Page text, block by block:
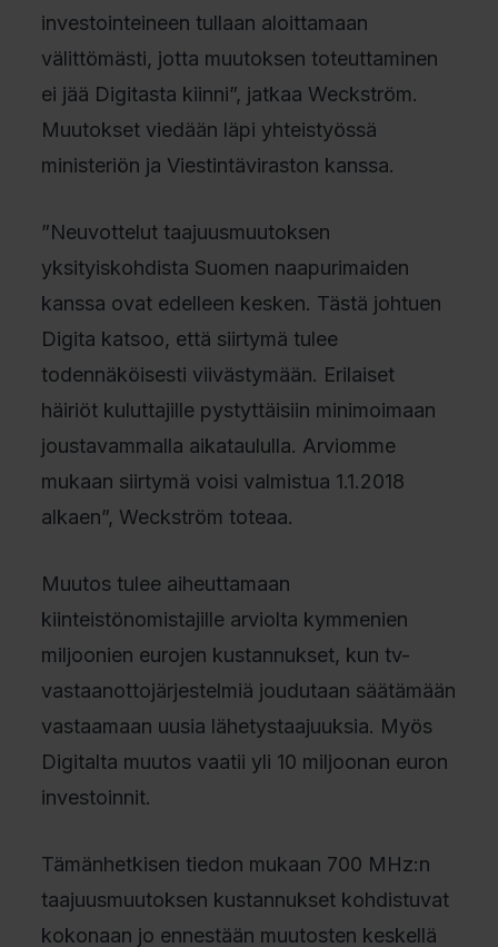
investointeineen tullaan aloittamaan
välittömästi, jotta muutoksen toteuttaminen
ei jää Digitasta kiinni”, jatkaa Weckström.
Muutokset viedään läpi yhteistyössä
ministeriön ja Viestintäviraston kanssa.
”Neuvottelut taajuusmuutoksen
yksityiskohdista Suomen naapurimaiden
kanssa ovat edelleen kesken. Tästä johtuen
Digita katsoo, että siirtymä tulee
todennäköisesti viivästymään. Erilaiset
häiriöt kuluttajille pystyttäisiin minimoimaan
joustavammalla aikataululla. Arviomme
mukaan siirtymä voisi valmistua 1.1.2018
alkaen”, Weckström toteaa.
Muutos tulee aiheuttamaan
kiinteistönomistajille arviolta kymmenien
miljoonien eurojen kustannukset, kun tv-
vastaanottojärjestelmiä joudutaan säätämään
vastaamaan uusia lähetystaajuuksia. Myös
Digitalta muutos vaatii yli 10 miljoonan euron
investoinnit.
Tämänhetkisen tiedon mukaan 700 MHz:n
taajuusmuutoksen kustannukset kohdistuvat
kokonaan jo ennestään muutosten keskellä